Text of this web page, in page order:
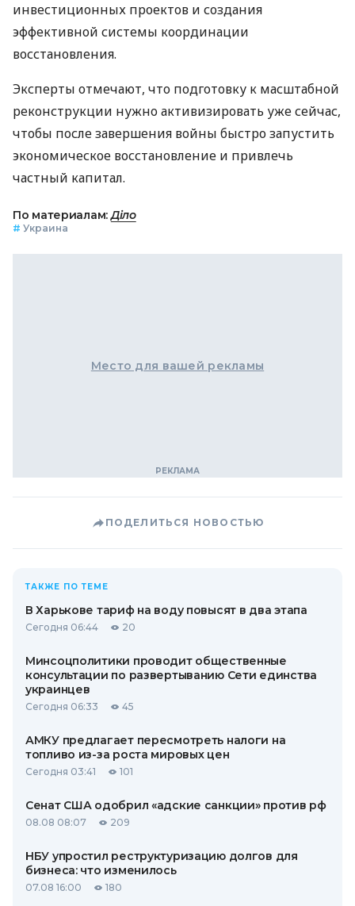
инвестиционных проектов и создания
эффективной системы координации
восстановления.
Эксперты отмечают, что подготовку к масштабной
реконструкции нужно активизировать уже сейчас,
чтобы после завершения войны быстро запустить
экономическое восстановление и привлечь
частный капитал.
По материалам:Діло
# Украина
Место для вашей рекламы
ПОДЕЛИТЬСЯ НОВОСТЬЮ
ТАКЖЕ ПО ТЕМЕ
В Харькове тариф на воду повысят в два этапа
Сегодня 06:44 20
Минсоцполитики проводит общественные
консультации по развертыванию Сети единства
украинцев
Сегодня 06:33 45
АМКУ предлагает пересмотреть налоги на
топливо из-за роста мировых цен
Сегодня 03:41 101
Сенат США одобрил «адские санкции» против рф
08.08 08:07 209
НБУ упростил реструктуризацию долгов для
бизнеса: что изменилось
07.08 16:00 180